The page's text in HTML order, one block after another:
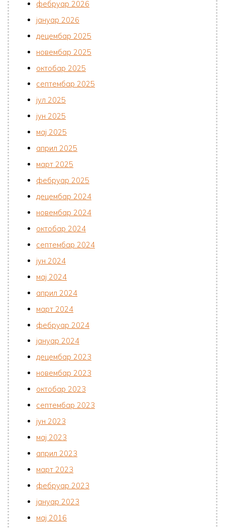
фебруар 2026
јануар 2026
децембар 2025
новембар 2025
октобар 2025
септембар 2025
јул 2025
јун 2025
мај 2025
април 2025
март 2025
фебруар 2025
децембар 2024
новембар 2024
октобар 2024
септембар 2024
јун 2024
мај 2024
април 2024
март 2024
фебруар 2024
јануар 2024
децембар 2023
новембар 2023
октобар 2023
септембар 2023
јун 2023
мај 2023
април 2023
март 2023
фебруар 2023
јануар 2023
мај 2016